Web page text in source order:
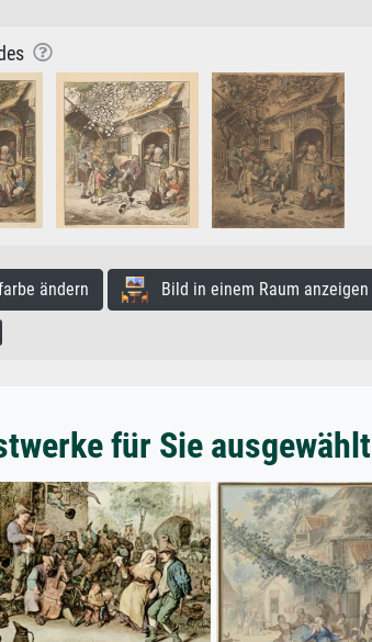
ändern Bild in einem Raum anzeigen
für Sie ausgewählt